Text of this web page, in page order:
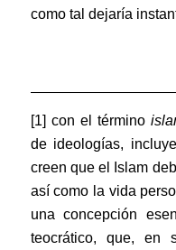
como tal dejaría
[1] con el término
de ideologías,
creen que el Islam
así como la vida
una concepción
teocrático, que, en